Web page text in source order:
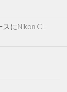
にNikon CL-